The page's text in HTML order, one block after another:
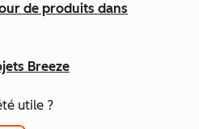
de produits dans
Breeze
utile ?